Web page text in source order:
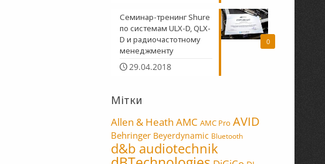
0
Семинар-тренинг Shure
по системам ULX-D, QLX-
D и радиочастотному
менеджменту
29.04.2018
Мітки
Allen & Heath AMC AMC Pro AVID
Behringer Beyerdynamic Bluetooth
d&b audiotechnik